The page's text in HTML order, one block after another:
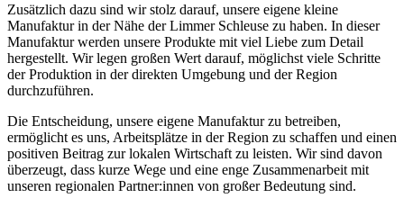
Zusätzlich dazu sind wir stolz darauf, unsere eigene kleine
Manufaktur in der Nähe der Limmer Schleuse zu haben. In dieser
Manufaktur werden unsere Produkte mit viel Liebe zum Detail
hergestellt. Wir legen großen Wert darauf, möglichst viele Schritte
der Produktion in der direkten Umgebung und der Region
durchzuführen.
Die Entscheidung, unsere eigene Manufaktur zu betreiben,
ermöglicht es uns, Arbeitsplätze in der Region zu schaffen und einen
positiven Beitrag zur lokalen Wirtschaft zu leisten. Wir sind davon
überzeugt, dass kurze Wege und eine enge Zusammenarbeit mit
unseren regionalen Partner:innen von großer Bedeutung sind.